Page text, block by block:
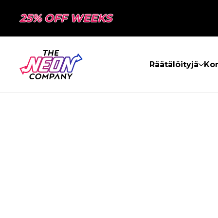
25% OFF WEEKS
Räätälöityjä